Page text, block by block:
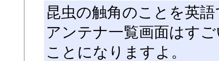
昆虫の触角のことを英
アンテナ一覧画面はす
ことになりますよ。